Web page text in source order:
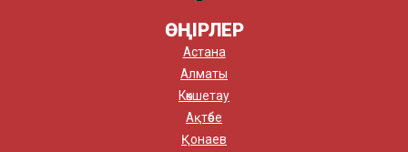
ӨҢІРЛЕР
Астана
Алматы
Көкшетау
Ақтөбе
Қонаев